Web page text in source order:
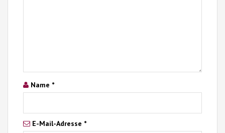
Name *
E-Mail-Adresse *